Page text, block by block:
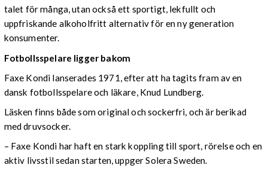
talet för många, utan också ett sportigt, lekfullt och
uppfriskande alkoholfritt alternativ för en ny generation
konsumenter.
Fotbollsspelare ligger bakom
Faxe Kondi lanserades 1971, efter att ha tagits fram av en
dansk fotbollsspelare och läkare, Knud Lundberg.
Läsken finns både som original och sockerfri, och är berikad
med druvsocker.
– Faxe Kondi har haft en stark koppling till sport, rörelse och en
aktiv livsstil sedan starten, uppger Solera Sweden.